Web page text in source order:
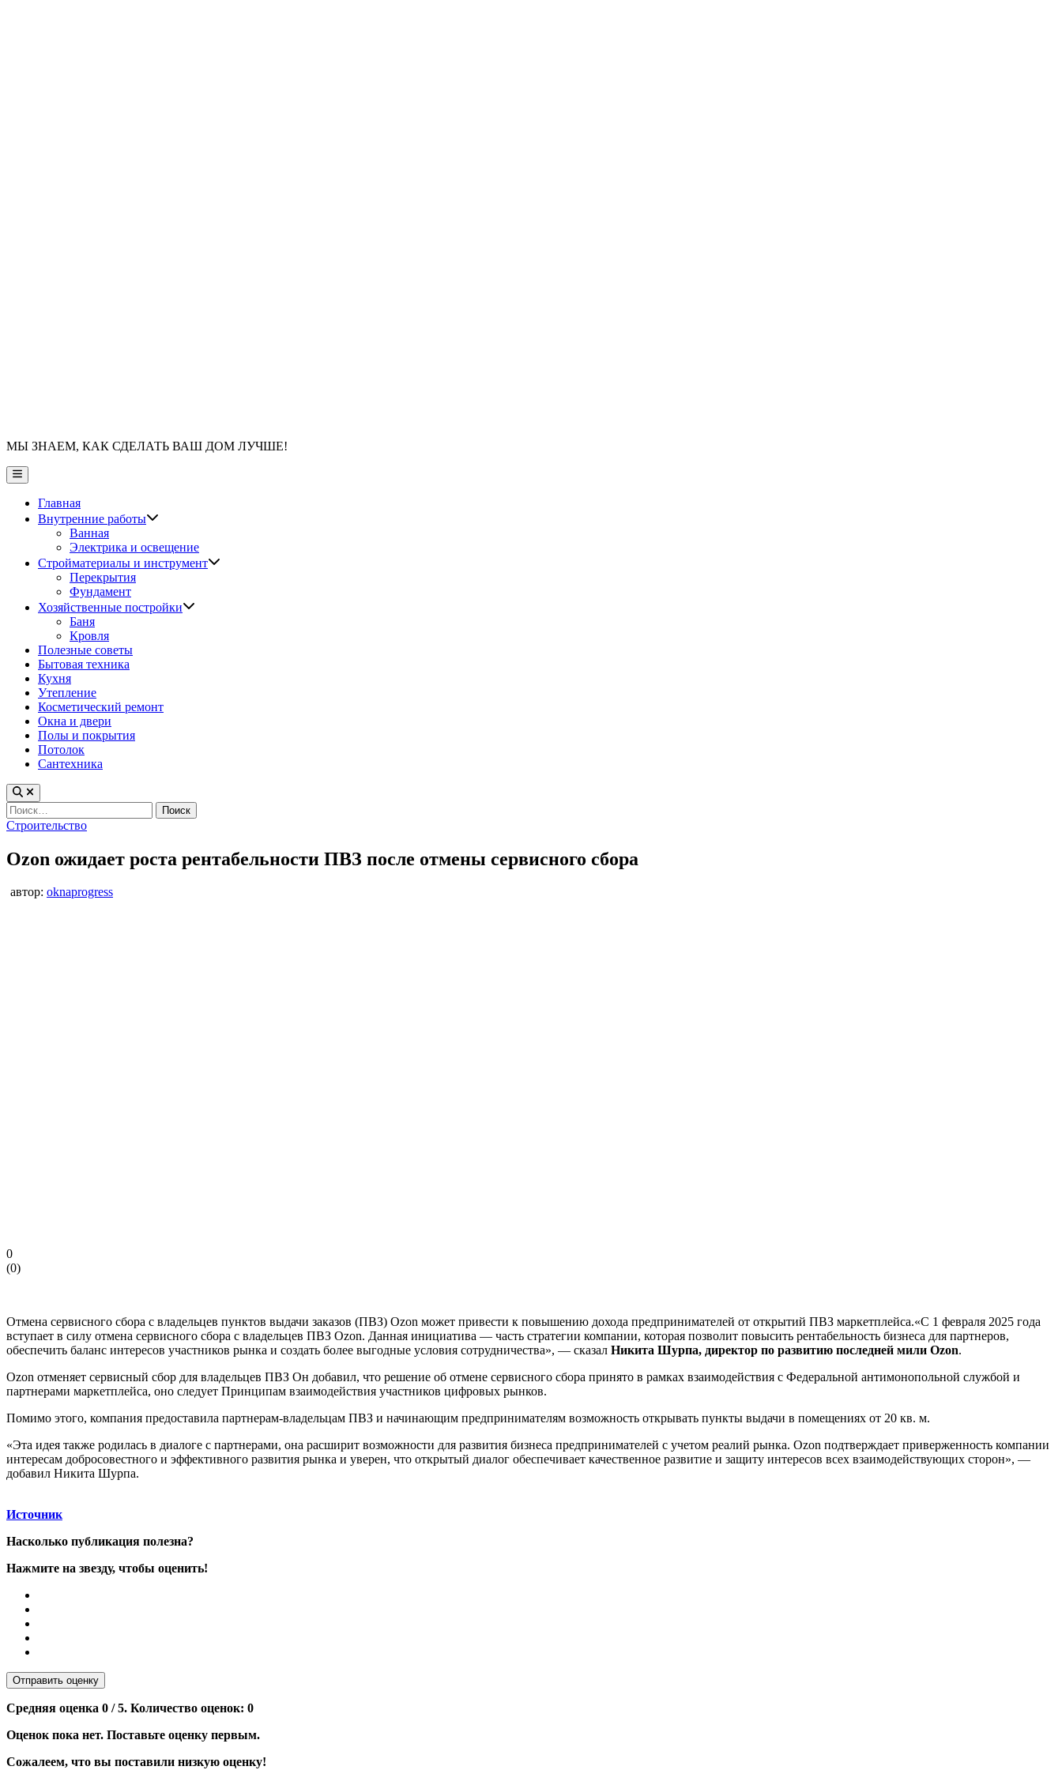
МЫ ЗНАЕМ, КАК СДЕЛАТЬ ВАШ ДОМ ЛУЧШЕ!
Главное
меню
Главная
Внутренние работы
Ванная
Электрика и освещение
Стройматериалы и инструмент
Перекрытия
Фундамент
Хозяйственные постройки
Баня
Кровля
Полезные советы
Бытовая техника
Кухня
Утепление
Косметический ремонт
Окна и двери
Полы и покрытия
Потолок
Сантехника
Найти:
Опубликовано
Строительство
Ozon ожидает роста рентабельности ПВЗ после отмены сервисного сбора
автор: oknaprogress
0
(0)
Отмена сервисного сбора с владельцев пунктов выдачи заказов (ПВЗ) Ozon может привести к повышению дохода предпринимателей от открытий ПВЗ маркетплейса.«С 1 февраля 2025 года
вступает в силу отмена сервисного сбора с владельцев ПВЗ Ozon. Данная инициатива — часть стратегии компании, которая позволит повысить рентабельность бизнеса для партнеров,
обеспечить баланс интересов участников рынка и создать более выгодные условия сотрудничества», — сказал Никита Шурпа, директор по развитию последней мили Ozon.
Ozon отменяет сервисный сбор для владельцев ПВЗ Он добавил, что решение об отмене сервисного сбора принято в рамках взаимодействия с Федеральной антимонопольной службой и
партнерами маркетплейса, оно следует Принципам взаимодействия участников цифровых рынков.
Помимо этого, компания предоставила партнерам-владельцам ПВЗ и начинающим предпринимателям возможность открывать пункты выдачи в помещениях от 20 кв. м.
«Эта идея также родилась в диалоге с партнерами, она расширит возможности для развития бизнеса предпринимателей с учетом реалий рынка. Ozon подтверждает приверженность компании
интересам добросовестного и эффективного развития рынка и уверен, что открытый диалог обеспечивает качественное развитие и защиту интересов всех взаимодействующих сторон», —
добавил Никита Шурпа.
Источник
Насколько публикация полезна?
Нажмите на звезду, чтобы оценить!
Отправить оценку
Средняя оценка 0 / 5. Количество оценок: 0
Оценок пока нет. Поставьте оценку первым.
Сожалеем, что вы поставили низкую оценку!